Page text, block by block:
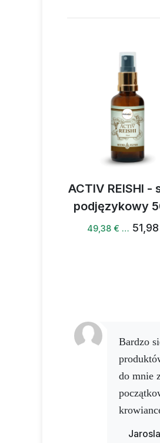
ACTIV REISHI -
podjęzykowy
49,38 € …
Bardzo się cieszę, że działanie naszych wspaniałych
do mnie